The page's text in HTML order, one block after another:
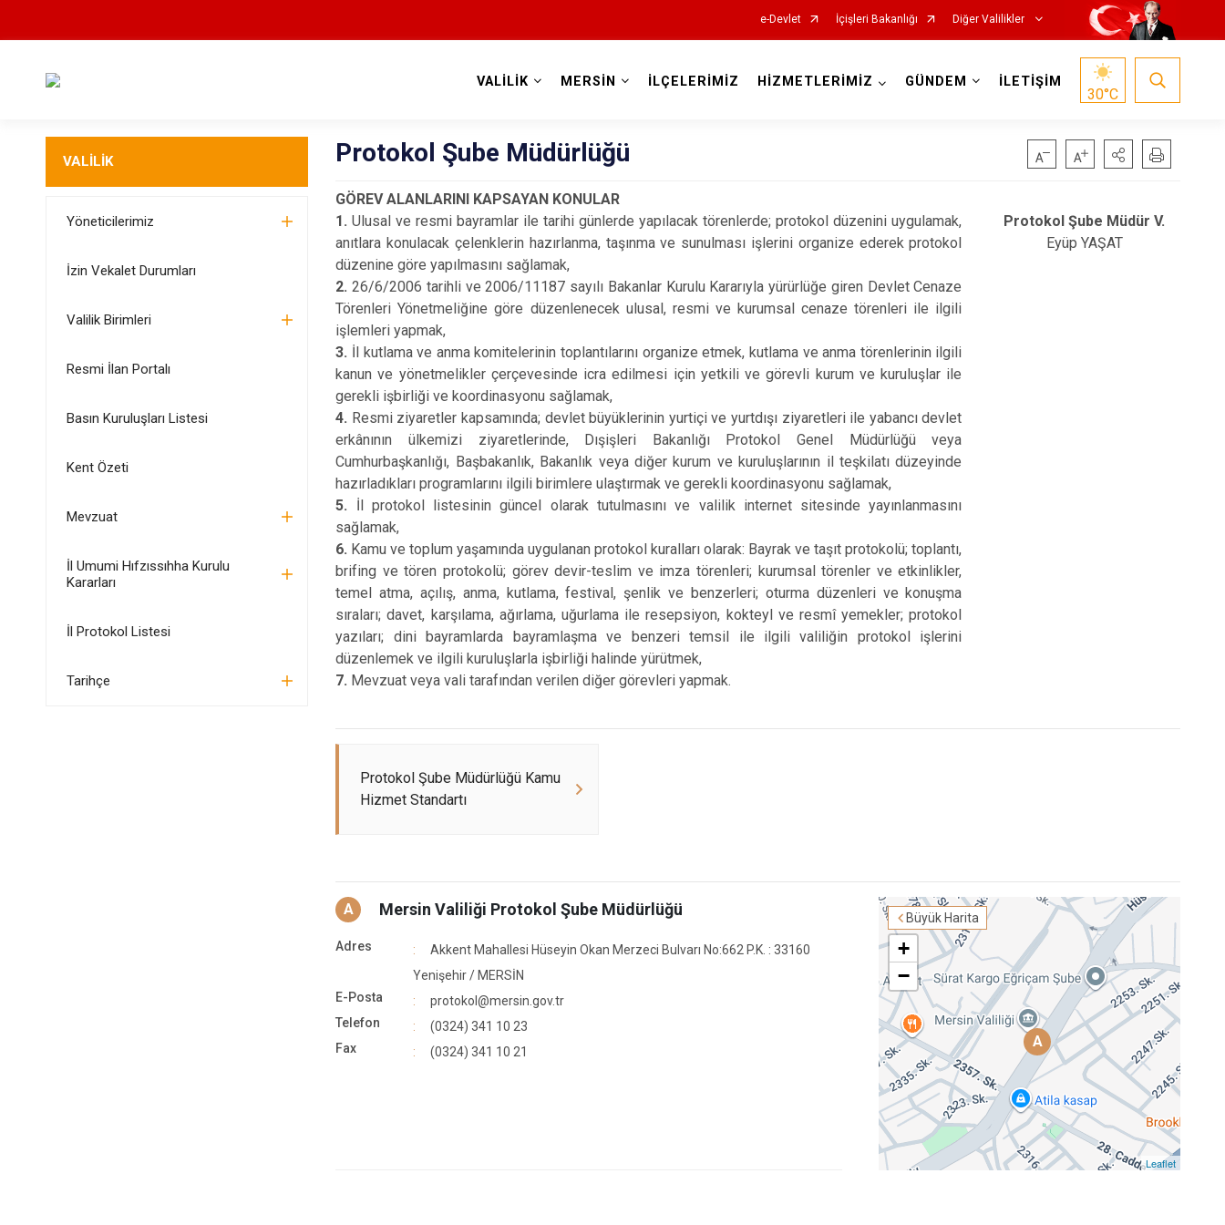
e-Devlet İçişleri Bakanlığı Diğer Valilikler
VALİLİK MERSİN İLÇELERİMİZ HİZMETLERİMİZ GÜNDEM İLETİŞİM
30°C
VALİLİK
Yöneticilerimiz
İzin Vekalet Durumları
Valilik Birimleri
Resmi İlan Portalı
Basın Kuruluşları Listesi
Kent Özeti
Mevzuat
İl Umumi Hıfzıssıhha Kurulu
Kararları
İl Protokol Listesi
Tarihçe
Protokol Şube Müdürlüğü
GÖREV ALANLARINI KAPSAYAN KONULAR
1.Ulusal ve resmi bayramlar ile tarihi günlerde yapılacak törenlerde; protokol düzenini uygulamak,
anıtlara konulacak çelenklerin hazırlanma, taşınma ve sunulması işlerini organize ederek protokol
düzenine göre yapılmasını sağlamak,
2. 26/6/2006 tarihli ve 2006/11187 sayılı Bakanlar Kurulu Kararıyla yürürlüğe giren Devlet Cenaze
Törenleri Yönetmeliğine göre düzenlenecek ulusal, resmi ve kurumsal cenaze törenleri ile ilgili
işlemleri yapmak,
3. İl kutlama ve anma komitelerinin toplantılarını organize etmek, kutlama ve anma törenlerinin ilgili
kanun ve yönetmelikler çerçevesinde icra edilmesi için yetkili ve görevli kurum ve kuruluşlar ile
gerekli işbirliği ve koordinasyonu sağlamak,
4. Resmi ziyaretler kapsamında; devlet büyüklerinin yurtiçi ve yurtdışı ziyaretleri ile yabancı devlet
erkânının ülkemizi ziyaretlerinde, Dışişleri Bakanlığı Protokol Genel Müdürlüğü veya
Cumhurbaşkanlığı, Başbakanlık, Bakanlık veya diğer kurum ve kuruluşlarının il teşkilatı düzeyinde
hazırladıkları programlarını ilgili birimlere ulaştırmak ve gerekli koordinasyonu sağlamak,
5. İl protokol listesinin güncel olarak tutulmasını ve valilik internet sitesinde yayınlanmasını
sağlamak,
6. Kamu ve toplum yaşamında uygulanan protokol kuralları olarak: Bayrak ve taşıt protokolü; toplantı,
brifing ve tören protokolü; görev devir-teslim ve imza törenleri; kurumsal törenler ve etkinlikler,
temel atma, açılış, anma, kutlama, festival, şenlik ve benzerleri; oturma düzenleri ve konuşma
sıraları; davet, karşılama, ağırlama, uğurlama ile resepsiyon, kokteyl ve resmî yemekler; protokol
yazıları; dini bayramlarda bayramlaşma ve benzeri temsil ile ilgili valiliğin protokol işlerini
düzenlemek ve ilgili kuruluşlarla işbirliği halinde yürütmek,
7. Mevzuat veya vali tarafından verilen diğer görevleri yapmak.
Protokol Şube Müdür V.
Eyüp YAŞAT
Protokol Şube Müdürlüğü Kamu
Hizmet Standartı
Büyük Harita
A
+
−
Leaflet
A Mersin Valiliği Protokol Şube Müdürlüğü
Adres
Akkent Mahallesi Hüseyin Okan Merzeci Bulvarı No:662 P.K. : 33160
Yenişehir / MERSİN
E-Posta
protokol@mersin.gov.tr
Telefon
(0324) 341 10 23
Fax
(0324) 341 10 21